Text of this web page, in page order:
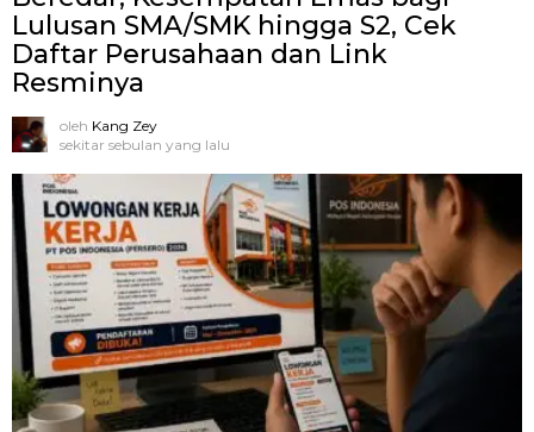
Lulusan SMA/SMK hingga S2, Cek
Daftar Perusahaan dan Link
Resminya
oleh Kang Zey
sekitar sebulan yang lalu